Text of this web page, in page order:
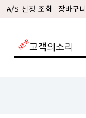
A/S 신청 조회 장바구니
고객의소리